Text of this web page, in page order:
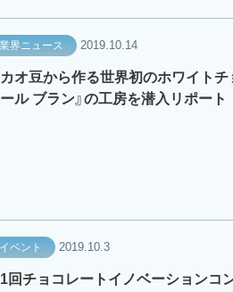
業界ニュース 2019.10.14
オ豆から作る世界初のホワイトチ
ル ブラン』の工房を潜入リポート
イベント 2019.10.3
回チョコレートイノベーションコ